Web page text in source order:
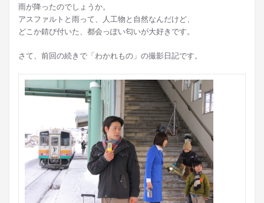
雨が降ったのでしょうか。
アスファルトと雨って、人工物と自然なんだけど、
どこか錆び付いた、都会っぽい匂いが大好きです。
さて、前回の続きで「わかれもの」の撮影日記です。